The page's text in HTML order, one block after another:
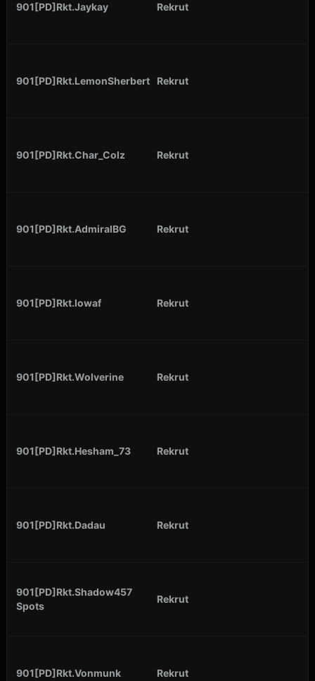
901[PD]Rkt.Jaykay Rekrut
901[PD]Rkt.LemonSherbert Rekrut
901[PD]Rkt.Char_Colz Rekrut
901[PD]Rkt.AdmiralBG Rekrut
901[PD]Rkt.lowaf Rekrut
901[PD]Rkt.Wolverine Rekrut
901[PD]Rkt.Hesham_73 Rekrut
901[PD]Rkt.Dadau Rekrut
901[PD]Rkt.Shadow457
Spots
Rekrut
901[PD]Rkt.Vonmunk Rekrut